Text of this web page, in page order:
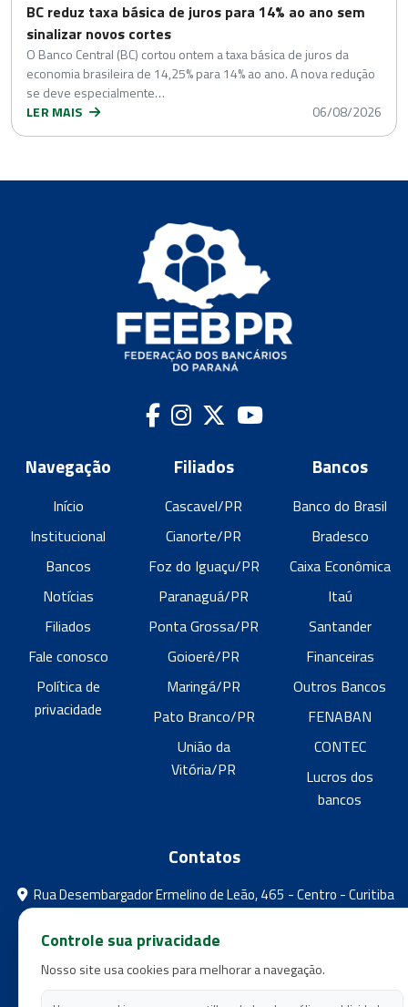
BC reduz taxa básica de juros para 14% ao ano sem
sinalizar novos cortes
O Banco Central (BC) cortou ontem a taxa básica de juros da
economia brasileira de 14,25% para 14% ao ano. A nova redução
se deve especialmente…
LER MAIS
06/08/2026
Navegação
Início
Institucional
Bancos
Notícias
Filiados
Fale conosco
Política de
privacidade
Filiados
Cascavel/PR
Cianorte/PR
Foz do Iguaçu/PR
Paranaguá/PR
Ponta Grossa/PR
Goioerê/PR
Maringá/PR
Pato Branco/PR
União da
Vitória/PR
Bancos
Banco do Brasil
Bradesco
Caixa Econômica
Itaú
Santander
Financeiras
Outros Bancos
FENABAN
CONTEC
Lucros dos
bancos
Contatos
Rua Desembargador Ermelino de Leão, 465 - Centro - Curitiba
- Paraná
feebpr@gmail.com
(41) 3224-5573
(41) 3224-5525
Controle sua privacidade
Nosso site usa cookies para melhorar a navegação.